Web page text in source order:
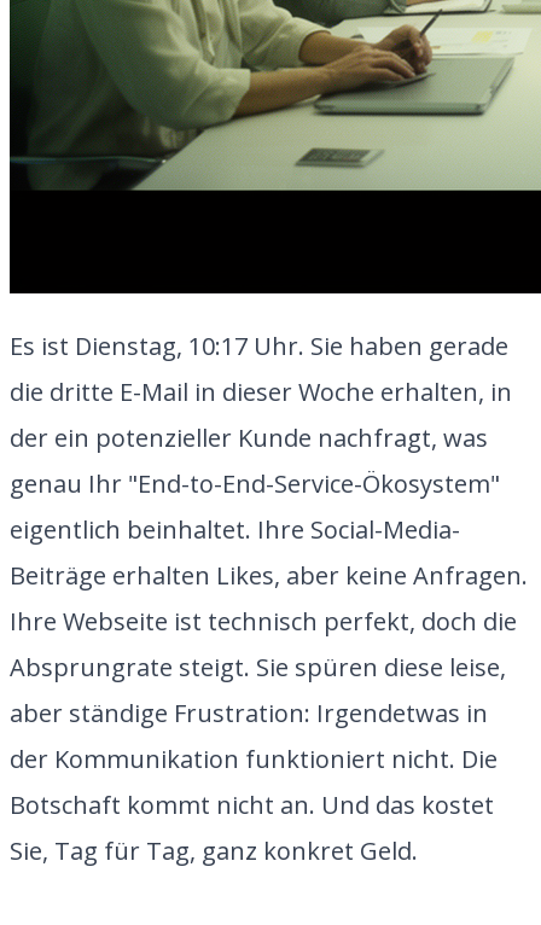
Es ist Dienstag, 10:17 Uhr. Sie haben gerade
die dritte E-Mail in dieser Woche erhalten, in
der ein potenzieller Kunde nachfragt, was
genau Ihr "End-to-End-Service-Ökosystem"
eigentlich beinhaltet. Ihre Social-Media-
Beiträge erhalten Likes, aber keine Anfragen.
Ihre Webseite ist technisch perfekt, doch die
Absprungrate steigt. Sie spüren diese leise,
aber ständige Frustration: Irgendetwas in
der Kommunikation funktioniert nicht. Die
Botschaft kommt nicht an. Und das kostet
Sie, Tag für Tag, ganz konkret Geld.